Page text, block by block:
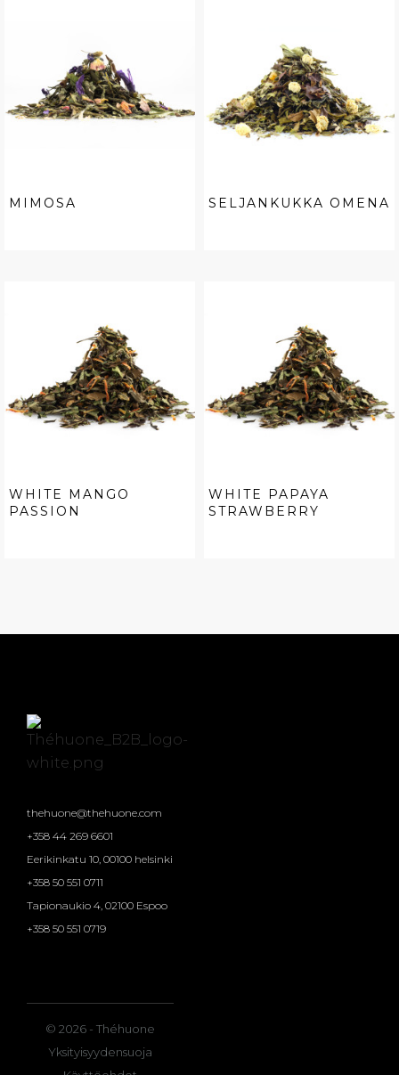
MIMOSA SELJANKUKKA OMENA
WHITE MANGO
PASSION
WHITE PAPAYA
STRAWBERRY
thehuone@thehuone.com
+358 44 269 6601
Eerikinkatu 10, 00100 helsinki
+358 50 551 0711
Tapionaukio 4, 02100 Espoo
+358 50 551 0719
© 2026 - Théhuone
Yksityisyydensuoja